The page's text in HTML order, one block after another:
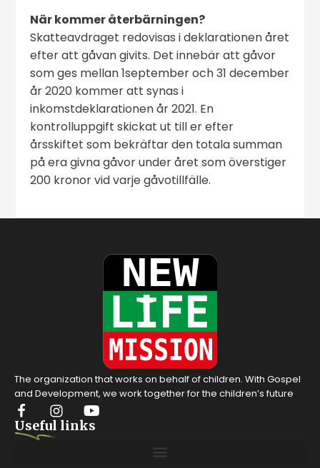
När kommer återbärningen?
Skatteavdraget redovisas i deklarationen året
efter att gåvan givits. Det innebär att gåvor
som ges mellan 1september och 31 december
år 2020 kommer att synas i
inkomstdeklarationen år 2021. En
kontrolluppgift skickat ut till er efter
årsskiftet som bekräftar den totala summan
på era givna gåvor under året som överstiger
200 kronor vid varje gåvotillfälle.
The organization that works on behalf of children. With Gospel
and Development, we work together for the children’s future
Useful links